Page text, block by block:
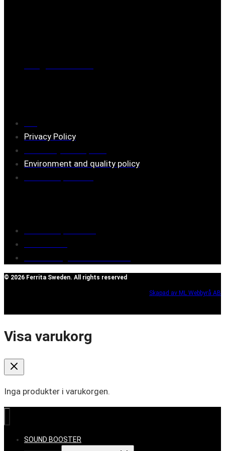
Privacy Policy
Environment and quality policy
© 2026 Ferrita Sweden. All rights reserved
Skapad av ML Webbyrå AB
Visa varukorg
Inga produkter i varukorgen.
SOUND BOOSTER